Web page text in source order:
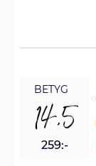
BETYG
14,5
259:-